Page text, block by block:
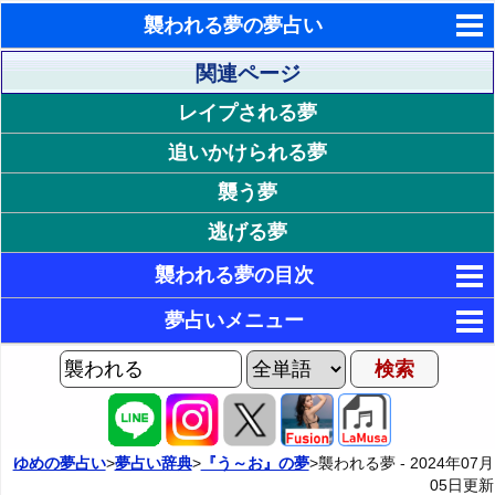
襲われる夢の夢占い
東洋・西洋占星術
ホラリー占星術
手相占いで未来診断
タロットカードで無料占い
命名の姓名判断
飛星派風水で住宅開運
男と女の心理学と心理テスト
関連ページ
レイプされる夢
追いかけられる夢
襲う夢
逃げる夢
襲われる夢の目次
1. 襲われる状況が印象的な夢
2. 襲われて怖い夢
3. 襲われるが怖くない夢
4. 襲われて楽しい夢
18. 何かが襲われる状況が印象的な夢
19. 何かが襲われてスッキリする夢
20. 何かが襲われて悲しい夢
2P: 特定の誰かに襲われる夢
3P: 哺乳動物に襲われる夢
夢占いメニュー
AIゆめの夢占いチャット
夢占い掲示板
ゆめの夢占い>夢占い辞典>『う～お』の夢>襲われる夢 - 2024年07月
05日更新